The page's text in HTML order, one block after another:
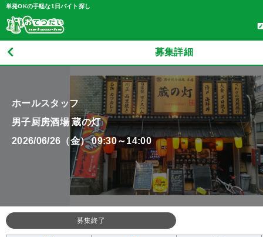
単発OKの手軽な1日バイト探し
募集詳細
ホールスタッフ
男子厨房酒場 蔵の灯
2026/06/26（金） 09:30～14:00
募集終了